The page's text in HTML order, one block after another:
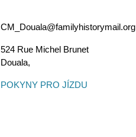
CM_Douala@familyhistorymail.org
524 Rue Michel Brunet
Douala,
POKYNY PRO JÍZDU